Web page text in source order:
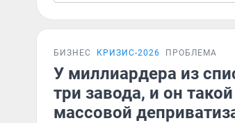
БИЗНЕС КРИЗИС-2026 ПРОБЛЕМА
У миллиардера из
три завода, и он
массовой